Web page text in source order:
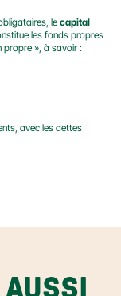
le capital
les fonds propres
propre », à savoir :
avec les dettes